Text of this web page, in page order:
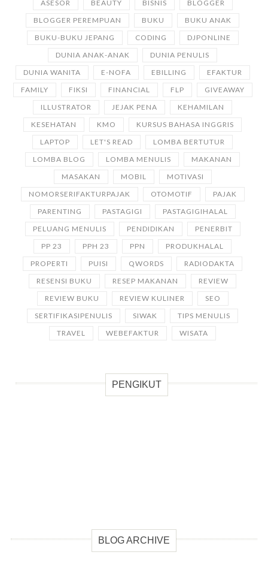
ASESOR
BEAUTY BISNIS
BLOGGER
BLOGGER PEREMPUAN
BUKU
BUKU ANAK
BUKU-BUKU JEPANG
CODING
DJPONLINE
DUNIA ANAK-ANAK
DUNIA PENULIS
DUNIA WANITA
E-NOFA EBILLING
EFAKTUR
FAMILY
FIKSI FINANCIAL FLP
GIVEAWAY
ILLUSTRATOR
JEJAK PENA
KEHAMILAN
KESEHATAN
KMO
KURSUS BAHASA INGGRIS
LAPTOP
LET'S READ
LOMBA BERTUTUR
LOMBA BLOG
LOMBA MENULIS
MAKANAN
MASAKAN
MOBIL
MOTIVASI
NOMORSERIFAKTURPAJAK
OTOMOTIF
PAJAK
PARENTING
PASTAGIGI
PASTAGIGIHALAL
PELUANG MENULIS
PENDIDIKAN
PENERBIT
PP 23
PPH 23 PPN
PRODUKHALAL
PROPERTI
PUISI QWORDS
RADIODAKTA
RESENSI BUKU
RESEP MAKANAN
REVIEW
REVIEW BUKU
REVIEW KULINER
SEO
SERTIFIKASIPENULIS
SIWAK
TIPS MENULIS
TRAVEL
WEBEFAKTUR WISATA
PENGIKUT
BLOG ARCHIVE